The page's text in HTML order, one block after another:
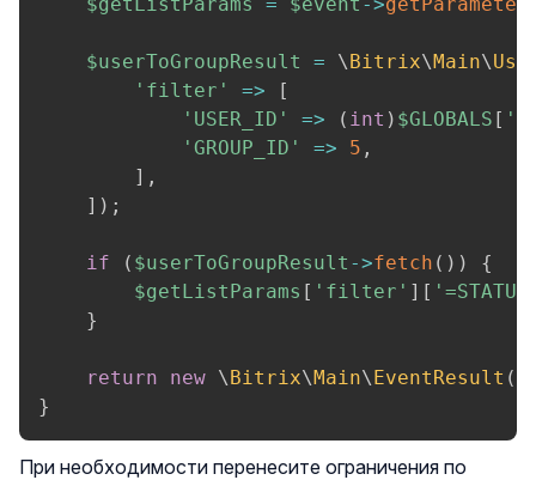
$userToGroupResult = \Bitrix\Main\
'filter'
=>
[
'USER_ID'
=> ( int ) $GLOBALS [
'GROUP_ID'
=> 5 ,
] ,
] ) ;
if ( $userToGroupResult ->fetch ( ) )
{
$getListParams [ 'filter' ] [
}
return new \Bitrix\Main\EventResult (
}
При необходимости перенесите ограничения по